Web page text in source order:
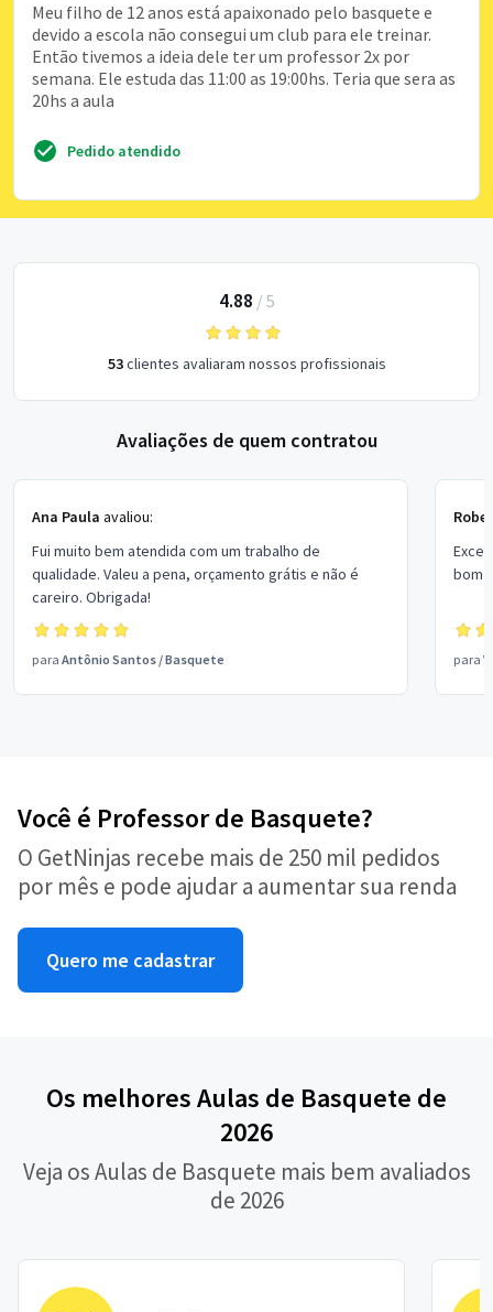
Meu filho de 12 anos está apaixonado pelo basquete e
devido a escola não consegui um club para ele treinar.
Então tivemos a ideia dele ter um professor 2x por
semana. Ele estuda das 11:00 as 19:00hs. Teria que sera as
20hs a aula
Pedido atendido
4.88 / 5
53clientes avaliaram nossos profissionais
Avaliações de quem contratou
Ana Paula avaliou:
Fui muito bem atendida com um trabalho de
qualidade. Valeu a pena, orçamento grátis e não é
careiro. Obrigada!
para Antônio Santos /Basquete
bom
para
Você é Professor de Basquete?
O GetNinjas recebe mais de 250 mil pedidos
por mês e pode ajudar a aumentar sua renda
Quero me cadastrar
Os melhores Aulas de Basquete de
2026
Veja os Aulas de Basquete mais bem avaliados
de 2026